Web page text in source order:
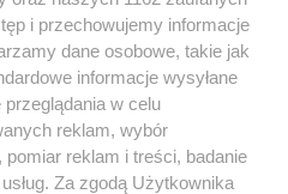
więcej
i przechowujemy informacje
dane osobowe, takie jak
informacje wysyłane
w celu
reklam, wybór
reklam i treści, badanie
Za zgodą Użytkownika